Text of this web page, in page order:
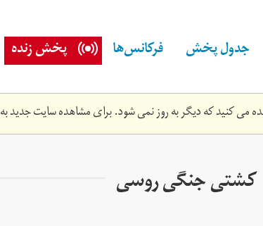
جدول پخش فرکانس‌ها پخش زنده
می کنید که دیگر به روز نمی شود. برای مشاهده سایت جدید به
کشتی جنگی روسی